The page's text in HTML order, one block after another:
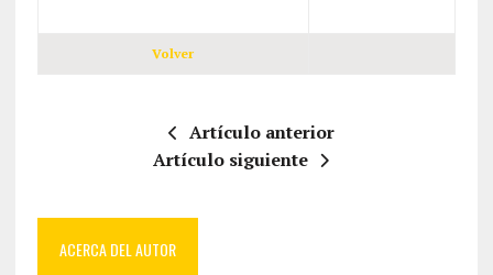
Volver
Artículo anterior
Artículo siguiente
ACERCA DEL AUTOR